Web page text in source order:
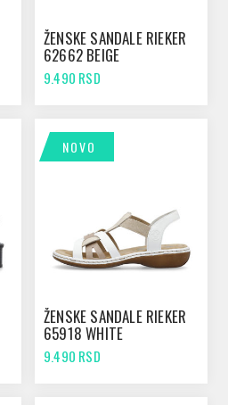
ŽENSKE SANDALE RIEKER
62662 BEIGE
9.490 RSD
NOVO
ŽENSKE SANDALE RIEKER
65918 WHITE
9.490 RSD